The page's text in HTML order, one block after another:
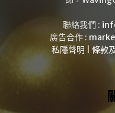
聯絡我們 :
廣告合作 :
私隱聲明
條款